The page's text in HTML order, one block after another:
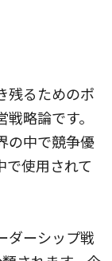
残るためのポ
略論です。
の中で競争優
で使用されて
ダーシップ戦